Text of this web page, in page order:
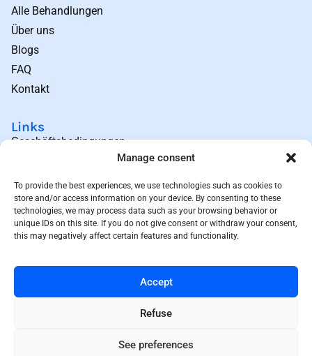
Manage consent
To provide the best experiences, we use technologies such as cookies to
store and/or access information on your device. By consenting to these
technologies, we may process data such as your browsing behavior or
unique IDs on this site. If you do not give consent or withdraw your consent,
this may negatively affect certain features and functionality.
Accept
Refuse
See preferences
Alle Behandlungen
Über uns
Blogs
FAQ
Kontakt
Links
Geschäftsbedingungen
Sitemap
Rückgabebedingungen
Preisprinzip
08 550 55 433
contact@doctorcura.com
Keizersgracht 241, 1016 EA,